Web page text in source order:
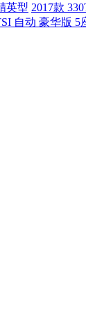
英型 2017款
自动 豪华版 5